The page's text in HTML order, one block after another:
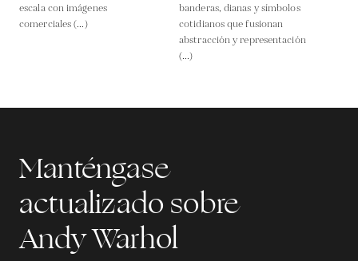
escala con imágenes
comerciales (...)
banderas, dianas y símbolos
cotidianos que fusionan
abstracción y representación
(...)
Manténgase
actualizado sobre
Andy Warhol